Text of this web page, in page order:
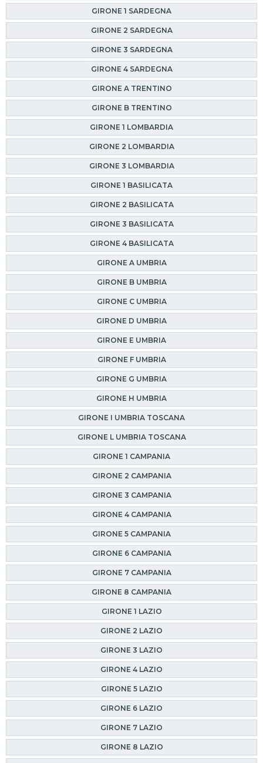
GIRONE 1 SARDEGNA
GIRONE 2 SARDEGNA
GIRONE 3 SARDEGNA
GIRONE 4 SARDEGNA
GIRONE A TRENTINO
GIRONE B TRENTINO
GIRONE 1 LOMBARDIA
GIRONE 2 LOMBARDIA
GIRONE 3 LOMBARDIA
GIRONE 1 BASILICATA
GIRONE 2 BASILICATA
GIRONE 3 BASILICATA
GIRONE 4 BASILICATA
GIRONE A UMBRIA
GIRONE B UMBRIA
GIRONE C UMBRIA
GIRONE D UMBRIA
GIRONE E UMBRIA
GIRONE F UMBRIA
GIRONE G UMBRIA
GIRONE H UMBRIA
GIRONE I UMBRIA TOSCANA
GIRONE L UMBRIA TOSCANA
GIRONE 1 CAMPANIA
GIRONE 2 CAMPANIA
GIRONE 3 CAMPANIA
GIRONE 4 CAMPANIA
GIRONE 5 CAMPANIA
GIRONE 6 CAMPANIA
GIRONE 7 CAMPANIA
GIRONE 8 CAMPANIA
GIRONE 1 LAZIO
GIRONE 2 LAZIO
GIRONE 3 LAZIO
GIRONE 4 LAZIO
GIRONE 5 LAZIO
GIRONE 6 LAZIO
GIRONE 7 LAZIO
GIRONE 8 LAZIO